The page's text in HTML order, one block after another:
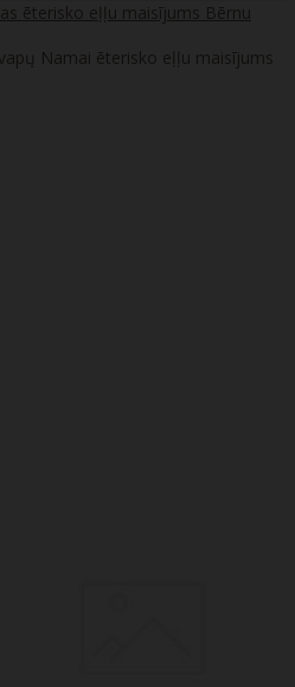
ēterisko eļļu maisījums Bērnu
Namai ēterisko eļļu maisījums